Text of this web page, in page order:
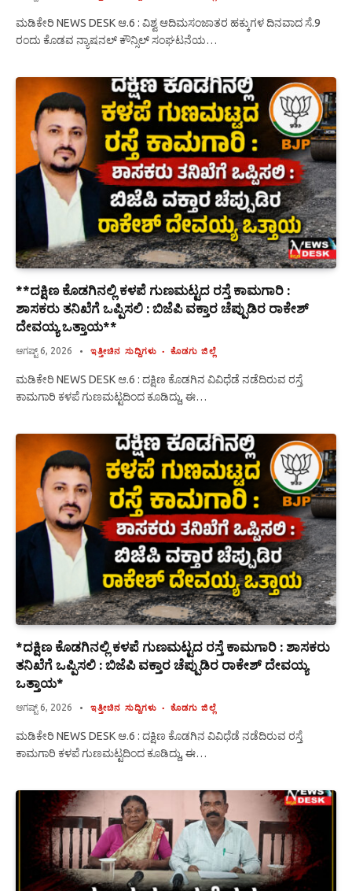
ಮಡಿಕೇರಿ NEWS DESK ಆ.6 : ವಿಶ್ವ ಆದಿಮಸಂಜಾತರ ಹಕ್ಕುಗಳ ದಿನವಾದ ಸೆ.9
ರಂದು ಕೊಡವ ನ್ಯಾಷನಲ್ ಕೌನ್ಸಿಲ್ ಸಂಘಟನೆಯ…
**ದಕ್ಷಿಣ ಕೊಡಗಿನಲ್ಲಿ ಕಳಪೆ ಗುಣಮಟ್ಟದ ರಸ್ತೆ ಕಾಮಗಾರಿ :
ಶಾಸಕರು ತನಿಖೆಗೆ ಒಪ್ಪಿಸಲಿ : ಬಿಜೆಪಿ ವಕ್ತಾರ ಚೆಪ್ಪುಡಿರ ರಾಕೇಶ್
ದೇವಯ್ಯ ಒತ್ತಾಯ**
ಆಗಷ್ಟ್ 6, 2026 ಇತ್ತೀಚಿನ ಸುದ್ದಿಗಳು ಕೊಡಗು ಜಿಲ್ಲೆ
ಮಡಿಕೇರಿ NEWS DESK ಆ.6 : ದಕ್ಷಿಣ ಕೊಡಗಿನ ವಿವಿಧೆಡೆ ನಡೆದಿರುವ ರಸ್ತೆ
ಕಾಮಗಾರಿ ಕಳಪೆ ಗುಣಮಟ್ಟದಿಂದ ಕೂಡಿದ್ದು, ಈ…
*ದಕ್ಷಿಣ ಕೊಡಗಿನಲ್ಲಿ ಕಳಪೆ ಗುಣಮಟ್ಟದ ರಸ್ತೆ ಕಾಮಗಾರಿ : ಶಾಸಕರು
ತನಿಖೆಗೆ ಒಪ್ಪಿಸಲಿ : ಬಿಜೆಪಿ ವಕ್ತಾರ ಚೆಪ್ಪುಡಿರ ರಾಕೇಶ್ ದೇವಯ್ಯ
ಒತ್ತಾಯ*
ಆಗಷ್ಟ್ 6, 2026 ಇತ್ತೀಚಿನ ಸುದ್ದಿಗಳು ಕೊಡಗು ಜಿಲ್ಲೆ
ಮಡಿಕೇರಿ NEWS DESK ಆ.6 : ದಕ್ಷಿಣ ಕೊಡಗಿನ ವಿವಿಧೆಡೆ ನಡೆದಿರುವ ರಸ್ತೆ
ಕಾಮಗಾರಿ ಕಳಪೆ ಗುಣಮಟ್ಟದಿಂದ ಕೂಡಿದ್ದು, ಈ…